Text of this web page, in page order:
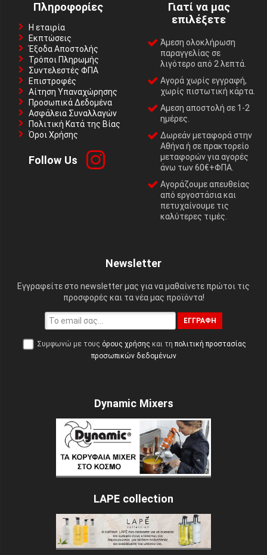
Πληροφορίες
Η εταιρία
Εκπτώσεις
Έξοδα Αποστολής
Τρόποι Πληρωμής
Συντελεστές ΦΠΑ
Επιστροφές
Αίτηση Υπαναχώρησης
Προσωπικά Δεδομένα
Ασφάλεια Συναλλαγών
Πολιτική Κατά της Βίας
Όροι Χρήσης
Follow Us
Γιατί να μας
επιλέξετε
Άμεση ολοκλήρωση
παραγγελίας σε
λιγότερο από 2 λεπτά.
Αγορά χωρίς εγγραφή,
χωρίς πιστωτική κάρτα.
Αμεση αποστολή σε 1-2
ημέρες.
Δωρεάν μεταφορά στην
Αθήνα ή σε πρακτορείο
μεταφορών για αγορές
άνω των 60€+ΦΠΑ.
Αγοράζουμε απευθείας
από εργοστάσια και
πετυχαίνουμε τις
καλύτερες τιμές.
Newsletter
Εγγραφείτε στο newsletter μας για να μαθαίνετε πρώτοι τις
προσφορές και τα νέα μας προϊόντα!
ΕΓΓΡΑΦΉ
Συμφωνώ με τους όρους χρήσης και τη πολιτική προστασίας
προσωπικών δεδομένων
Dynamic Mixers
LAPE collection